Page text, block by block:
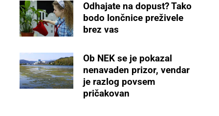
Odhajate na dopust? Tako
bodo lončnice preživele
brez vas
Ob NEK se je pokazal
nenavaden prizor, vendar
je razlog povsem
pričakovan